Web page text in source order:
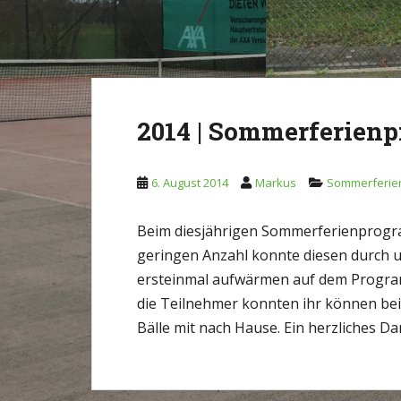
2014 |
6. August 2014 Markus
Beim diesjährigen
geringen Anzahl konnte diesen durch
ersteinmal aufwärmen auf dem
die Teilnehmer konnten ihr können
Bälle mit nach Hause. Ein herzliches